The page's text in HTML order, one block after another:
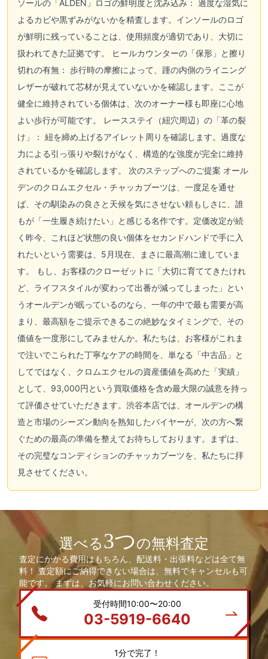
ソールの「ALDEN」ロゴの鮮明度と沈み込み： 過度な湿気に
よるカビや黒ずみがないかを精査します。インソールのロゴ
が鮮明に残っていることは、使用頻度が適切であり、大切に
扱われてきた証拠です。 ヒールカウンターの「保形」と擦り
切れの有無： 歩行時の摩擦によって、踵の内側のライニング
レザーが破れて芯材が見えていないかを確認します。ここが
健全に維持されている個体は、次のオーナー様も即座に心地
よい歩行が可能です。 レースステイ（紐穴周辺）の「革の裂
け」： 紐を締め上げるアイレット周りを確認します。過度な
力による引っ張りや裂けがなく、構造的な強度が完全に維持
されているかを確認します。 次のステップへのご提案 オール
デンのクロムエクセル・チャッカブーツは、一度足を通せ
ば、その馴染みの良さと天候を気にさせない頼もしさに、誰
もが「一生履き続けたい」と感じる名作です。定価改定が続
く昨今、これほど状態の良い個体をセカンドハンドで手に入
れたいという需要は、5月現在、まさに最高潮に達していま
す。 もし、お客様のクローゼットに「大切に育ててきたけれ
ど、ライフスタイルが変わって出番が減ってしまった」とい
うオールデンが眠っているのなら、一年の中で最も需要が高
まり、最高額をご提示できるこの絶妙なタイミングで、その
価値を一度形にしてみませんか。私たちは、お客様がこれま
で注いでこられた丁寧なケアの時間を、単なる「中古品」と
してではなく、クロムエクセルの資産価値を高めた「実績」
として、93,000円という買取価格を含め最大限の誠意を持っ
て評価させていただきます。渋谷本店では、オールデンの構
造と市場のシーズン動向を熟知したバイヤーが、次の方へ繋
ぐための最高の準備を整えてお待ちしております。まずは、
その完璧なコンディションのチャッカブーツを、私たちに拝
見させてください。
選べる3つの無料査定
査定にかかる費用はもちろん、配送料・出張料などは全て無
料！ 査定額にご納得できない場合は、無料でキャンセルも可
能です。 まずは、お気軽にお問い合わせください。
受付時間10:00〜20:00
03-5919-6640
1分で完了！